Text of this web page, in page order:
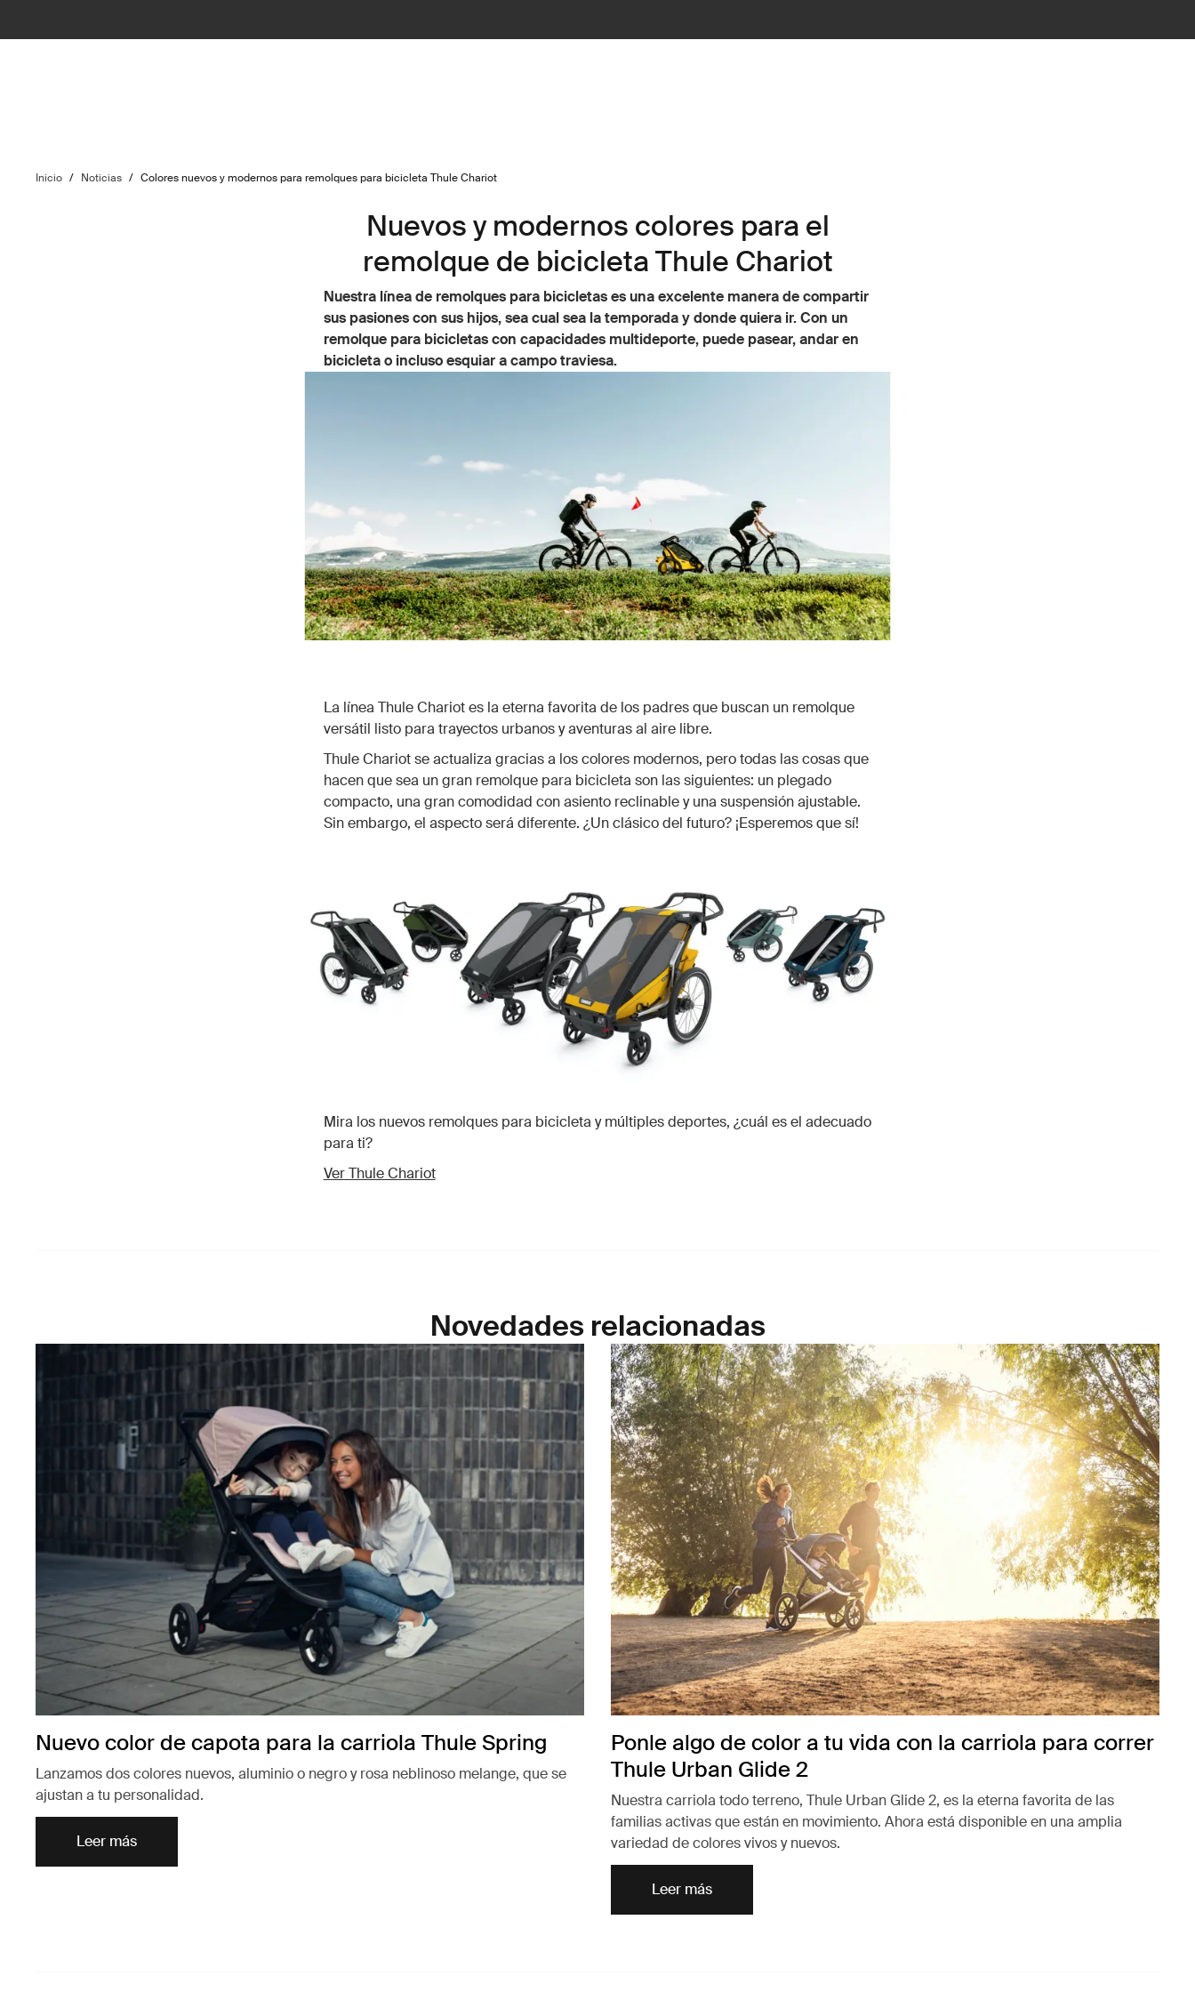
Inicio / Noticias / Colores nuevos y modernos para remolques para bicicleta Thule Chariot
Nuevos y modernos colores para el
remolque de bicicleta Thule Chariot
Nuestra línea de remolques para bicicletas es una excelente manera de compartir
sus pasiones con sus hijos, sea cual sea la temporada y donde quiera ir. Con un
remolque para bicicletas con capacidades multideporte, puede pasear, andar en
bicicleta o incluso esquiar a campo traviesa.
La línea Thule Chariot es la eterna favorita de los padres que buscan un remolque
versátil listo para trayectos urbanos y aventuras al aire libre.
Thule Chariot se actualiza gracias a los colores modernos, pero todas las cosas que
hacen que sea un gran remolque para bicicleta son las siguientes: un plegado
compacto, una gran comodidad con asiento reclinable y una suspensión ajustable.
Sin embargo, el aspecto será diferente. ¿Un clásico del futuro? ¡Esperemos que sí!
Mira los nuevos remolques para bicicleta y múltiples deportes, ¿cuál es el adecuado
para ti?
Ver Thule Chariot
Novedades relacionadas
Nuevo color de capota para la carriola Thule Spring
Lanzamos dos colores nuevos, aluminio o negro y rosa neblinoso melange, que se
ajustan a tu personalidad.
Leer más
Ponle algo de color a tu vida con la carriola para correr
Thule Urban Glide 2
Nuestra carriola todo terreno, Thule Urban Glide 2, es la eterna favorita de las
familias activas que están en movimiento. Ahora está disponible en una amplia
variedad de colores vivos y nuevos.
Leer más